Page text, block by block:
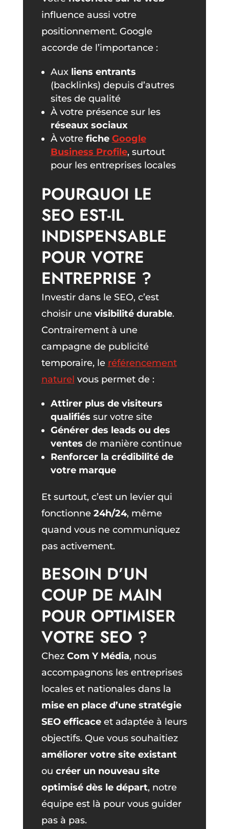
influence aussi votre
positionnement. Google
accorde de l’importance :
Aux liens entrants
(backlinks) depuis d’autres
sites de qualité
À votre présence sur les
réseaux sociaux
À votre fiche Google
Business Profile, surtout
pour les entreprises locales
POURQUOI LE
SEO EST-IL
INDISPENSABLE
POUR VOTRE
ENTREPRISE ?
Investir dans le SEO, c’est
choisir une visibilité durable.
Contrairement à une
campagne de publicité
temporaire, le référencement
naturel vous permet de :
Attirer plus de visiteurs
qualifiés sur votre site
Générer des leads ou des
ventes de manière continue
Renforcer la crédibilité de
votre marque
Et surtout, c’est un levier qui
fonctionne 24h/24, même
quand vous ne communiquez
pas activement.
BESOIN D’UN
COUP DE MAIN
POUR OPTIMISER
VOTRE SEO ?
Chez Com Y Média, nous
accompagnons les entreprises
locales et nationales dans la
mise en place d’une stratégie
SEO efficaceet adaptée à leurs
objectifs. Que vous souhaitiez
améliorer votre site existant
ou créer un nouveau site
optimisé dès le départ, notre
équipe est là pour vous guider
pas à pas.